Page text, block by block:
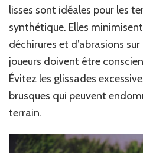
lisses sont idéales pour les
synthétique. Elles
déchirures et d’abrasions
joueurs doivent être
Évitez les glissades
brusques qui peuvent
terrain.